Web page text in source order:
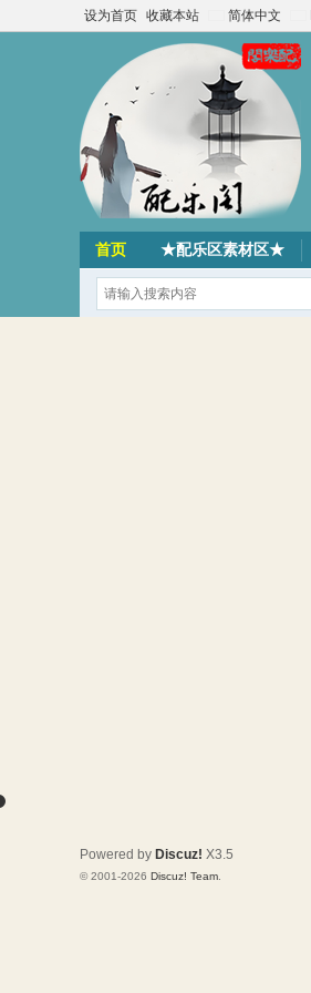
设为首页 收藏本站 简体中文
首页 ★配乐区素材区★
Powered by Discuz! X3.5
© 2001-2026 Discuz! Team